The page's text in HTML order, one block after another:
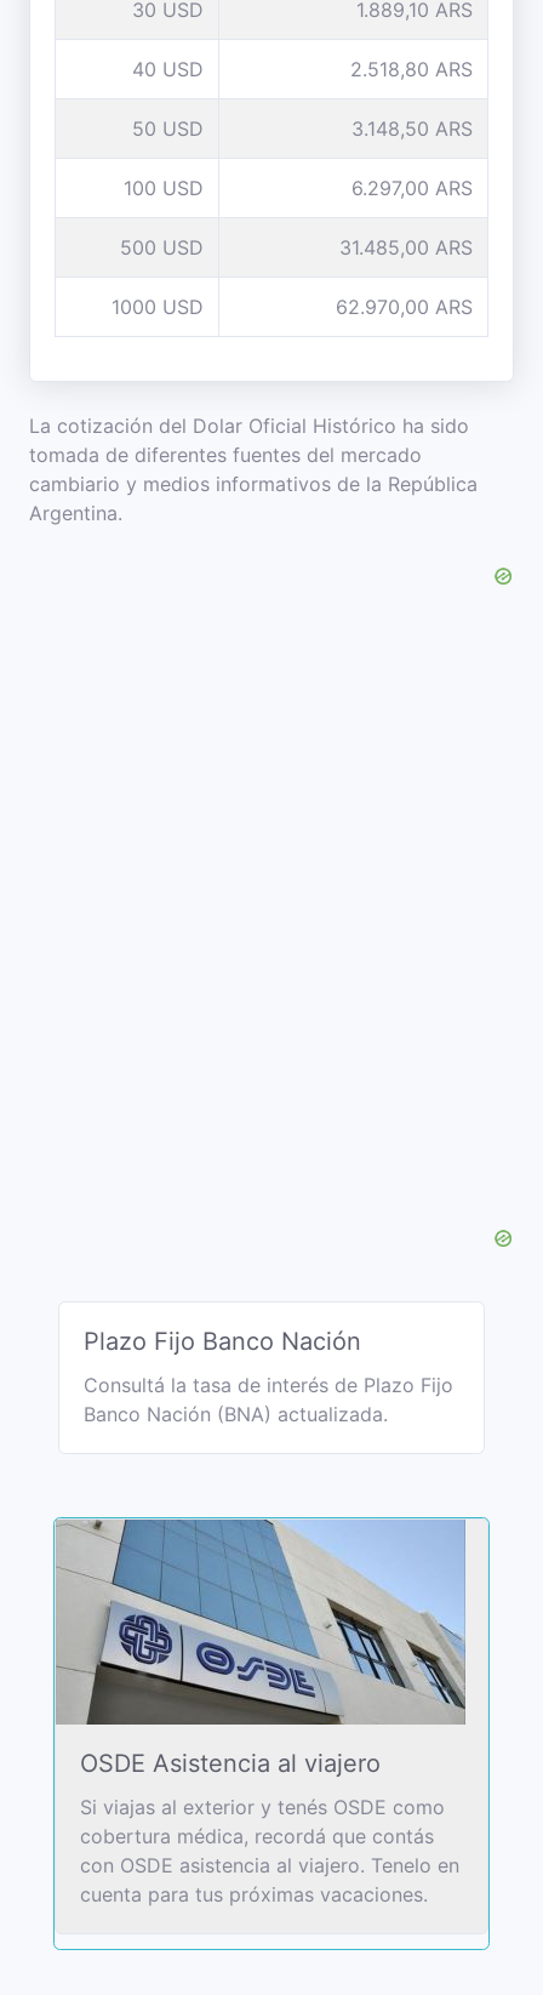
30 USD 1.889,10 ARS
40 USD 2.518,80 ARS
50 USD 3.148,50 ARS
100 USD 6.297,00 ARS
500 USD 31.485,00 ARS
1000 USD 62.970,00 ARS
La cotización del Dolar Oficial Histórico ha sido
tomada de diferentes fuentes del mercado
cambiario y medios informativos de la República
Argentina.
Plazo Fijo Banco Nación
Consultá la tasa de interés de Plazo Fijo
Banco Nación (BNA) actualizada.
OSDE Asistencia al viajero
Si viajas al exterior y tenés OSDE como
cobertura médica, recordá que contás
con OSDE asistencia al viajero. Tenelo en
cuenta para tus próximas vacaciones.